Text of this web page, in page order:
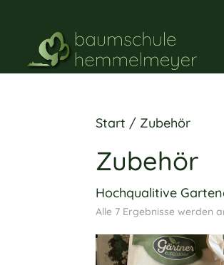
Start / Zubehör
Zubehör
Hochqualitive
Alle 7 Ergebnisse werden